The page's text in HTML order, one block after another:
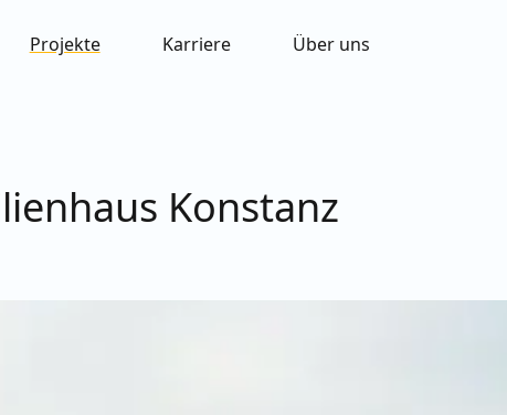
Projekte Karriere Über uns
Konstanz